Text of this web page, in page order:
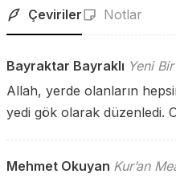
Çeviriler Notlar
Bayraktar Bayraklı Yeni
Allah, yerde olanların
yedi gök olarak düzenledi.
Mehmet Okuyan Kur’an